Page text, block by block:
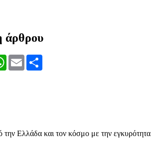
άρθρου
WhatsApp
Email
την Ελλάδα και τον κόσμο με την εγκυρότητα